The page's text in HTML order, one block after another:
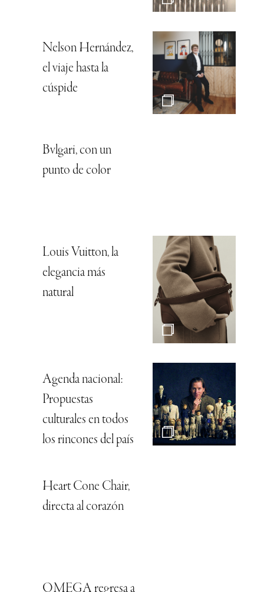
Nelson Hernández,
el viaje hasta la
cúspide
Bvlgari, con un
punto de color
Louis Vuitton, la
elegancia más
natural
Agenda nacional:
Propuestas
culturales en todos
los rincones del país
Heart Cone Chair,
directa al corazón
OMEGA regresa a